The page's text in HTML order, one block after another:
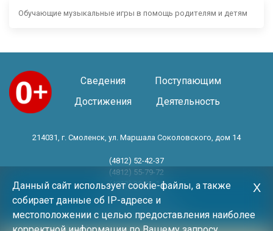
Обучающие музыкальные игры в помощь родителям и детям
Сведения
Поступающим
Достижения
Деятельность
214031, г. Смоленск, ул. Маршала Соколовского, дом 14
(4812) 52-42-37
(4812) 55-79-72
(4812) 30-06-11
Год основания 1983 год
Данный сайт использует cookie-файлы, а также
собирает данные об IP-адресе и
местоположении с целью предоставления наиболее
Х